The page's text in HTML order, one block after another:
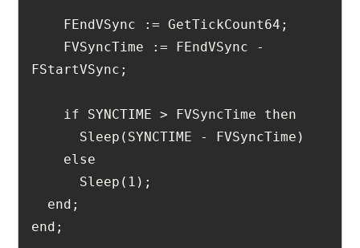
    FEndVSync := GetTickCount64;
FStartVSync;
    if SYNCTIME > FVSyncTime then
      Sleep(SYNCTIME - FVSyncTime)
    else
      Sleep(1);
  end;
end;